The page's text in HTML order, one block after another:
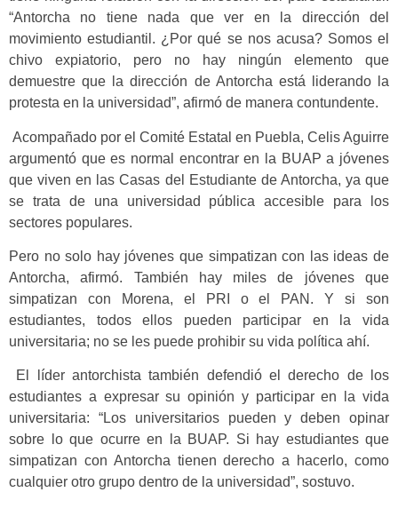
“Antorcha no tiene nada que ver en la dirección del
movimiento estudiantil. ¿Por qué se nos acusa? Somos el
chivo expiatorio, pero no hay ningún elemento que
demuestre que la dirección de Antorcha está liderando la
protesta en la universidad”, afirmó de manera contundente.
Acompañado por el Comité Estatal en Puebla, Celis Aguirre
argumentó que es normal encontrar en la BUAP a jóvenes
que viven en las Casas del Estudiante de Antorcha, ya que
se trata de una universidad pública accesible para los
sectores populares.
Pero no solo hay jóvenes que simpatizan con las ideas de
Antorcha, afirmó. También hay miles de jóvenes que
simpatizan con Morena, el PRI o el PAN. Y si son
estudiantes, todos ellos pueden participar en la vida
universitaria; no se les puede prohibir su vida política ahí.
El líder antorchista también defendió el derecho de los
estudiantes a expresar su opinión y participar en la vida
universitaria: “Los universitarios pueden y deben opinar
sobre lo que ocurre en la BUAP. Si hay estudiantes que
simpatizan con Antorcha tienen derecho a hacerlo, como
cualquier otro grupo dentro de la universidad”, sostuvo.